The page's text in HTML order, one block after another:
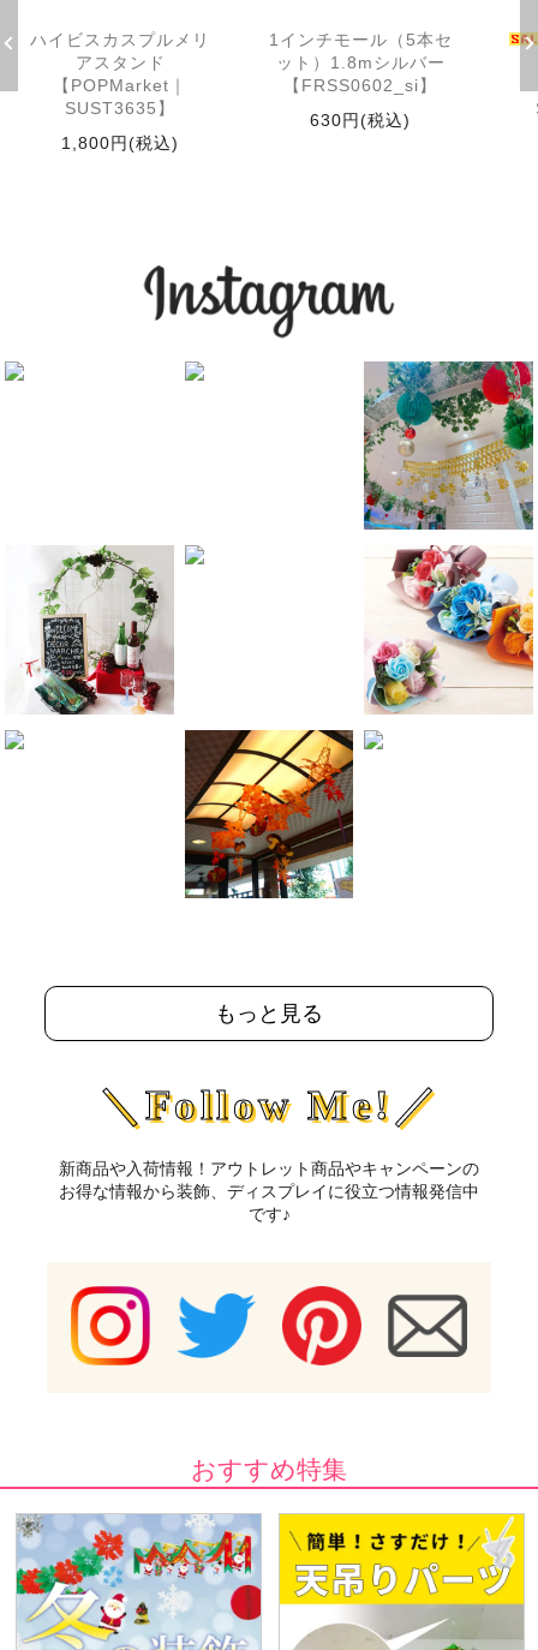
ハイビスカスプルメリ
アスタンド
【POPMarket｜
SUST3635】
1,800円(税込)
1インチモール（5本セ
ット）1.8mシルバー
【FRSS0602_si】
630円(税込)
もっと見る
＼Follow Me!／
新商品や入荷情報！アウトレット商品やキャンペーンの
お得な情報から装飾、ディスプレイに役立つ情報発信中
です♪
おすすめ特集